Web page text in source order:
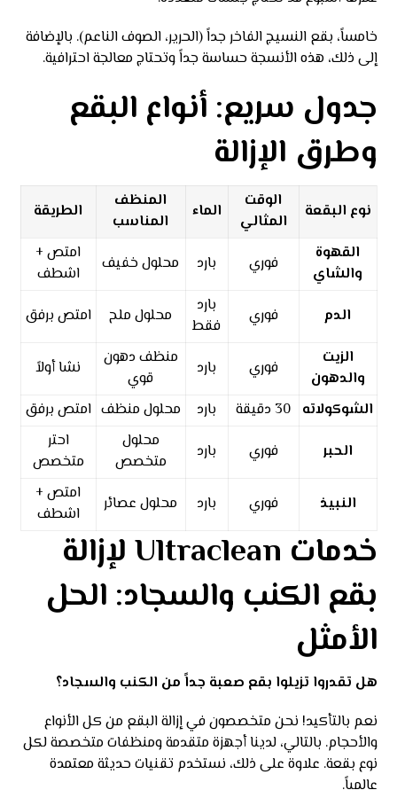
خامساً، بقع النسيج الفاخر جداً (الحرير، الصوف الناعم). بالإضافة
إلى ذلك، هذه الأنسجة حساسة جداً وتحتاج معالجة احترافية.
جدول سريع: أنواع البقع
وطرق الإزالة
نوع البقعة
الوقت
المثالي
الماء
المنظف
المناسب
الطريقة
القهوة
والشاي
فوري بارد محلول خفيف
امتص +
اشطف
الدم
فوري
بارد
فقط
محلول ملح
امتص برفق
الزيت
والدهون
فوري بارد
منظف دهون
قوي
نشا أولاً
الشوكولاته 30 دقيقة بارد محلول منظف امتص برفق
الحبر
فوري بارد
محلول
متخصص
احتر
متخصص
النبيذ
فوري بارد محلول عصائر
امتص +
اشطف
خدمات Ultraclean لإزالة
بقع الكنب والسجاد: الحل
الأمثل
هل تقدروا تزيلوا بقع صعبة جداً من الكنب والسجاد؟
نعم بالتأكيد! نحن متخصصون في إزالة البقع من كل الأنواع
والأحجام. بالتالي، لدينا أجهزة متقدمة ومنظفات متخصصة لكل
نوع بقعة. علاوة على ذلك، نستخدم تقنيات حديثة معتمدة